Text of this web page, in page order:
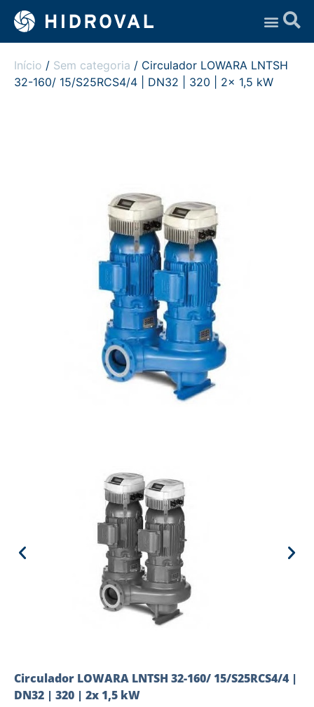
Início / Sem categoria / Circulador LOWARA LNTSH
32-160/ 15/S25RCS4/4 | DN32 | 320 | 2x 1,5 kW
Circulador LOWARA LNTSH 32-160/ 15/S25RCS4/4 |
DN32 | 320 | 2x 1,5 kW